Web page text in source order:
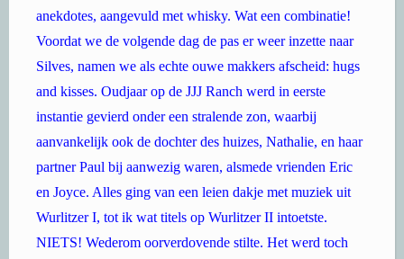
anekdotes, aangevuld met whisky. Wat een combinatie!
Voordat we de volgende dag de pas er weer inzette naar
Silves, namen we als echte ouwe makkers afscheid: hugs
and kisses. Oudjaar op de JJJ Ranch werd in eerste
instantie gevierd onder een stralende zon, waarbij
aanvankelijk ook de dochter des huizes, Nathalie, en haar
partner Paul bij aanwezig waren, alsmede vrienden Eric
en Joyce. Alles ging van een leien dakje met muziek uit
Wurlitzer I, tot ik wat titels op Wurlitzer II intoetste.
NIETS! Wederom oorverdovende stilte. Het werd toch